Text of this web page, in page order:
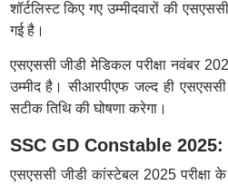
शॉर्टलिस्ट किए गए उम्मीदवारों की
गई है।
एसएससी जीडी मेडिकल परीक्षा नवंबर
उम्मीद है। सीआरपीएफ जल्द ही
सटीक तिथि की घोषणा करेगा।
SSC GD Constable 2025:
एसएससी जीडी कांस्टेबल 2025 परीक्षा